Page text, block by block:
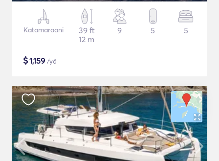
Katamaraani
39 ft
12 m
9 5 5
$1,159 /yö